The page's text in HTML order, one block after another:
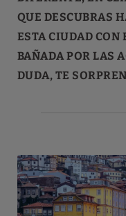
QUE DESCUBRAS
ESTA CIUDAD CON
BAÑADA POR LAS
DUDA, TE